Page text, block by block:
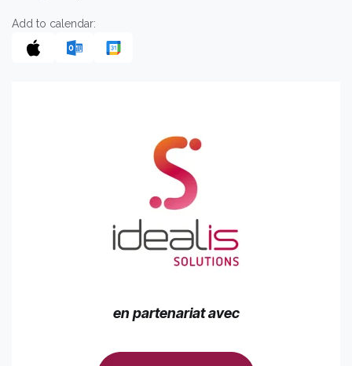
Add to calendar:
en partenariat avec